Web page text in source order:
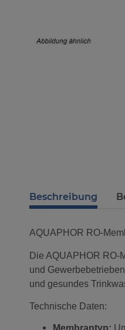
Beschreibung
AQUAPHOR RO-
Die AQUAPHOR RO-
und
und gesundes
Technische Daten: